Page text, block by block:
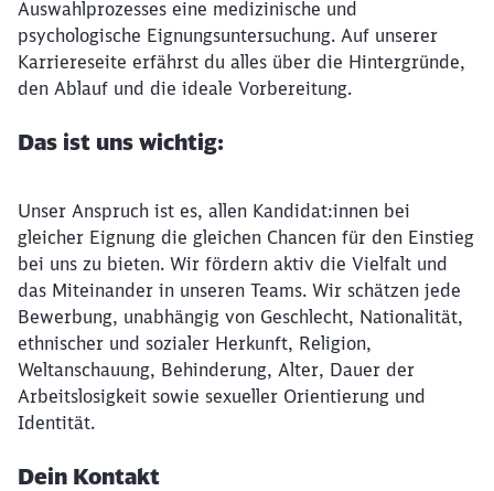
Auswahlprozesses eine medizinische und
psychologische Eignungsuntersuchung. Auf unserer
Karriereseite erfährst du alles über die Hintergründe,
den Ablauf und die ideale Vorbereitung.
Das ist uns wichtig:
Unser Anspruch ist es, allen Kandidat:innen bei
gleicher Eignung die gleichen Chancen für den Einstieg
bei uns zu bieten. Wir fördern aktiv die Vielfalt und
das Miteinander in unseren Teams. Wir schätzen jede
Bewerbung, unabhängig von Geschlecht, Nationalität,
ethnischer und sozialer Herkunft, Religion,
Weltanschauung, Behinderung, Alter, Dauer der
Arbeitslosigkeit sowie sexueller Orientierung und
Identität.
Dein Kontakt